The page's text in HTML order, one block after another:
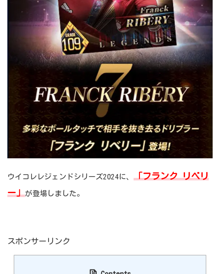
ウイコレレジェンドシリーズ2024に、 「フランク リベリ
ー」が登場しました。
スポンサーリンク